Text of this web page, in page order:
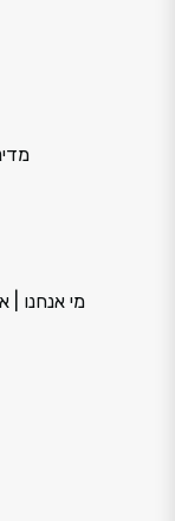
מי אנחנו |